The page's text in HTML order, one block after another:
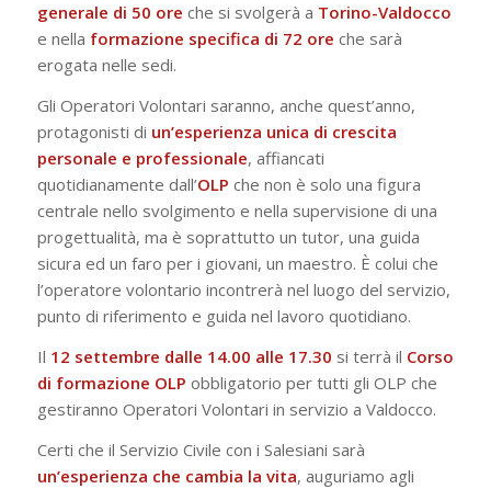
generale di 50 ore che si svolgerà a Torino-Valdocco
e nella formazione specifica di 72 ore che sarà
erogata nelle sedi.
Gli Operatori Volontari saranno, anche quest’anno,
protagonisti di un’esperienza unica di crescita
personale e professionale, affiancati
quotidianamente dall’OLP che non è solo una figura
centrale nello svolgimento e nella supervisione di una
progettualità, ma è soprattutto un tutor, una guida
sicura ed un faro per i giovani, un maestro. È colui che
l’operatore volontario incontrerà nel luogo del servizio,
punto di riferimento e guida nel lavoro quotidiano.
Il 12 settembre dalle 14.00 alle 17.30 si terrà il Corso
di formazione OLP obbligatorio per tutti gli OLP che
gestiranno Operatori Volontari in servizio a Valdocco.
Certi che il Servizio Civile con i Salesiani sarà
un’esperienza che cambia la vita, auguriamo agli